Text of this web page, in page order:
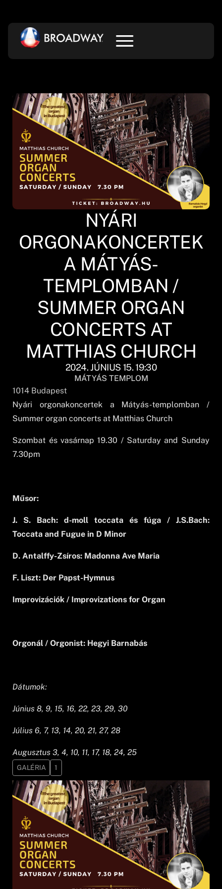
NYÁRI
ORGONAKONCERTEK
A MÁTYÁS-
TEMPLOMBAN /
SUMMER ORGAN
CONCERTS AT
MATTHIAS CHURCH
2024. JÚNIUS 15. 19:30
MÁTYÁS TEMPLOM
1014 Budapest
Nyári orgonakoncertek a Mátyás-templomban /
Summer organ concerts at Matthias Church
Szombat és vasárnap 19.30 / Saturday and Sunday
7.30pm
Műsor:
J. S. Bach: d-moll toccata és fúga / J.S.Bach:
Toccata and Fugue in D Minor
D. Antalffy-Zsíros: Madonna Ave Maria
F. Liszt: Der Papst-Hymnus
Improvizációk / Improvizations for Organ
Orgonál / Orgonist: Hegyi Barnabás
Dátumok:
Június 8, 9, 15, 16, 22, 23, 29, 30
Július 6, 7, 13, 14, 20, 21, 27, 28
Augusztus 3, 4, 10, 11, 17, 18, 24, 25
GALÉRIA 1